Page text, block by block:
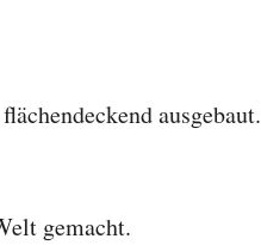
ausgebaut.
gemacht.